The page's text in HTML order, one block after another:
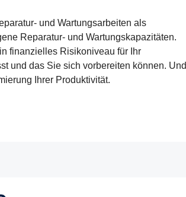
und Wartungsarbeiten als
Reparatur- und Wartungskapazitäten.
finanzielles Risikoniveau für Ihr
und das Sie sich vorbereiten können. Und
Ihrer Produktivität.